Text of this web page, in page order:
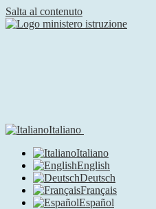
Salta al contenuto
Italiano
Italiano
English
Deutsch
Français
Español